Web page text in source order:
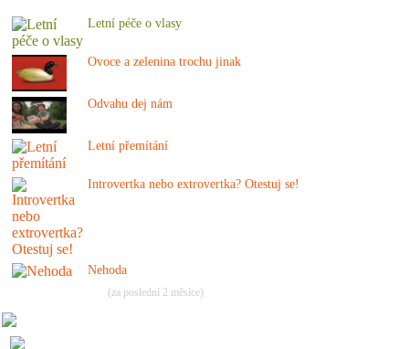
Letní péče o vlasy
Ovoce a zelenina trochu jinak
Odvahu dej nám
Letní přemítání
Introvertka nebo extrovertka? Otestuj se!
Nehoda
(za poslední 2 měsíce)